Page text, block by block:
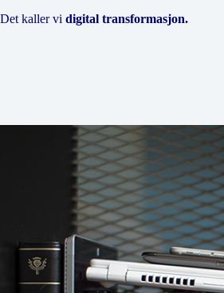
Det kaller vi digital transformasjon.